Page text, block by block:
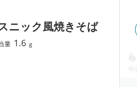
ニック風焼きそば
量 1.6 g